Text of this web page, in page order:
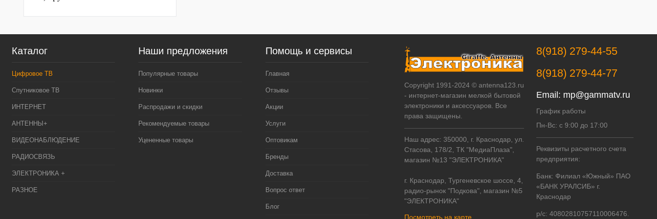
Каталог
Цифровое ТВ
Спутниковое ТВ
ИНТЕРНЕТ
АНТЕННЫ+
ВИДЕОНАБЛЮДЕНИЕ
РАДИОСВЯЗЬ
ЭЛЕКТРОНИКА +
РАЗНОЕ
Наши предложения
Популярные товары
Новинки
Распродажи и скидки
Рекомендуемые товары
Уцененные товары
Помощь и сервисы
Главная
Отзывы
Акции
Услуги
Оптовикам
Бренды
Доставка
Вопрос ответ
Блог
Copyright 1991-2024 © antenna123.ru
- интернет-магазин мелкой бытовой
электроники и аксессуаров. Все
права защищены.
Наш адрес: 350000, г. Краснодар, ул.
Стасова, 178/2, ТК "МедиаПлаза",
магазин №13 "ЭЛЕКТРОНИКА"
г. Краснодар, Тургеневское шоссе, 4,
радио-рынок "Подкова", магазин №5
"ЭЛЕКТРОНИКА"
Посмотреть на карте
8(918) 279-44-55
8(918) 279-44-77
Email: mp@gammatv.ru
График работы
Пн-Вс: с 9:00 до 17:00
Реквизиты расчетного счета
предприятия:
Банк: Филиал «Южный» ПАО
«БАНК УРАЛСИБ» г.
Краснодар
р/с: 40802810757110006476.